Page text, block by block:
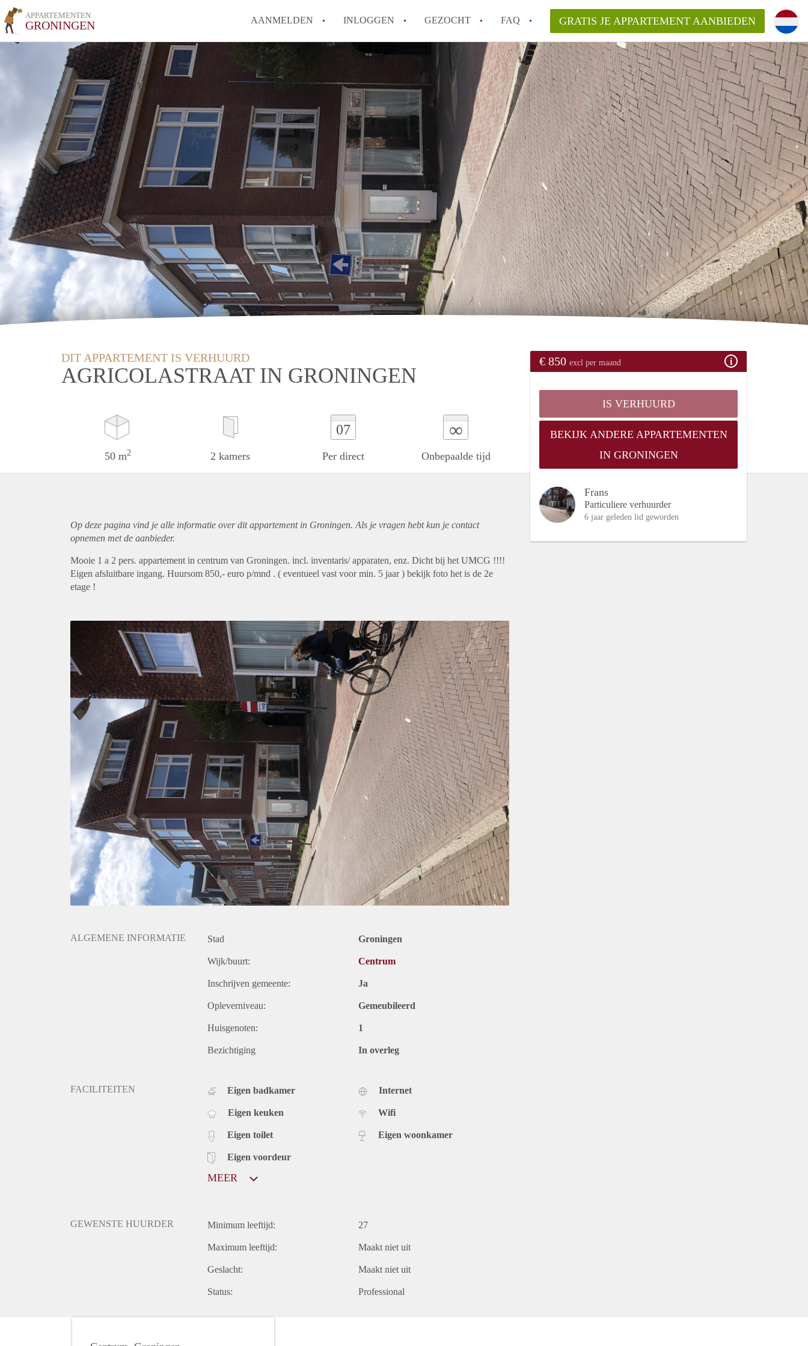
APPARTEMENTEN
GRONINGEN AANMELDEN INLOGGEN GEZOCHT FAQ
Hoe werkt Appartement Groningen
Hoeveel kost het om te reageren op een Appartement in Groningen?
How to translate AppartementGroningen?
Wat is AppartementenGroningen?
Wat is de privacyverklaring van AppartementenGroningen?
Alle veelgestelde vragen
GRATIS JE APPARTEMENT AANBIEDEN
DIT APPARTEMENT IS VERHUURD
AGRICOLASTRAAT IN GRONINGEN
50 m2 2 kamers
07
Per direct
∞
Onbepaalde tijd
€ 850 excl per maand
IS VERHUURD
BEKIJK ANDERE APPARTEMENTEN
IN GRONINGEN
Frans
Particuliere verhuurder
6 jaar geleden lid geworden
Op deze pagina vind je alle informatie over ditappartementin Groningen. Als je vragen hebt kun je contact
opnemen met de aanbieder.
Mooie 1 a 2 pers. appartement in centrum van Groningen. incl. inventaris/ apparaten, enz. Dicht bij het UMCG !!!!
Eigen afsluitbare ingang. Huursom 850,- euro p/mnd . ( eventueel vast voor min. 5 jaar ) bekijk foto het is de 2e
etage !
ALGEMENE INFORMATIE Stad Groningen
Wijk/buurt: Centrum
Inschrijven gemeente: Ja
Opleverniveau: Gemeubileerd
Huisgenoten: 1
Bezichtiging In overleg
FACILITEITEN Eigen badkamer
Eigen keuken
Eigen toilet
Eigen voordeur
Internet
Wifi
Eigen woonkamer
MEER
GEWENSTE HUURDER Minimum leeftijd: 27
Maximum leeftijd: Maakt niet uit
Geslacht: Maakt niet uit
Status: Professional